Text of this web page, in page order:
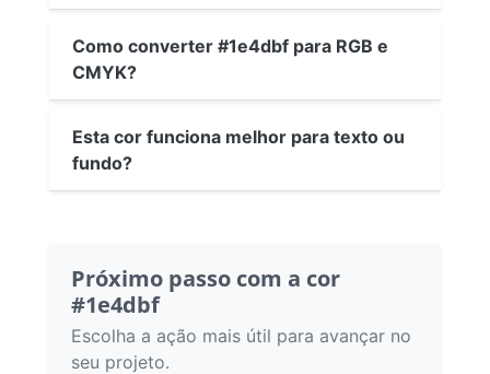
Como converter #1e4dbf para RGB e
CMYK?
Esta cor funciona melhor para texto ou
fundo?
Próximo passo com a cor
#1e4dbf
Escolha a ação mais útil para avançar no
seu projeto.